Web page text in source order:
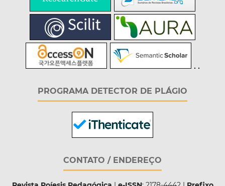
PROGRAMA DETECTOR DE PLÁGIO
CONTATO / ENDEREÇO